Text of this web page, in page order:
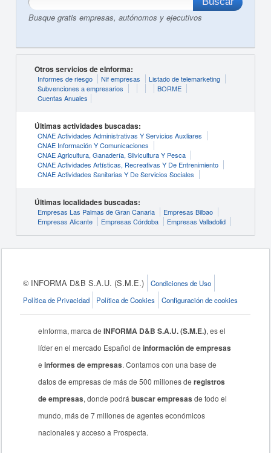
Busque gratis empresas, autónomos y ejecutivos
Otros servicios de eInforma:
Informes de riesgo Nif empresas
Listado de telemarketing
Subvenciones a empresarios
BORME
Cuentas Anuales
Últimas actividades buscadas:
CNAE Actividades Administrativas Y Servicios Auxliares
CNAE Información Y Comunicaciones
CNAE Agricultura, Ganadería, Silvicultura Y Pesca
CNAE Actividades Artísticas, Recreativas Y De Entrenimiento
CNAE Actividades Sanitarias Y De Servicios Sociales
Últimas localidades buscadas:
Empresas Las Palmas de Gran Canaria
Empresas Bilbao
Empresas Alicante
Empresas Córdoba Empresas Valladolid
© INFORMA D&B S.A.U. (S.M.E.)
Condiciones de Uso
Política de Privacidad
Política de Cookies Configuración de cookies
eInforma, marca deINFORMA D&B S.A.U. (S.M.E.), es el
líder en el mercado Español deinformación de empresas
einformes de empresas. Contamos con una base de
datos de empresas de más de 500 millones deregistros
de empresas, donde podrábuscar empresas de todo el
mundo, más de 7 millones de agentes económicos
nacionales y acceso a Prospecta.